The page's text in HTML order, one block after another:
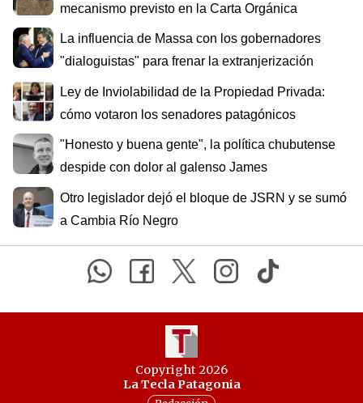
mecanismo previsto en la Carta Orgánica
La influencia de Massa con los gobernadores
"dialoguistas" para frenar la extranjerización
Ley de Inviolabilidad de la Propiedad Privada:
cómo votaron los senadores patagónicos
"Honesto y buena gente", la política chubutense
despide con dolor al galenso James
Otro legislador dejó el bloque de JSRN y se sumó
a Cambia Río Negro
Copyright 2026
La Tecla Patagonia